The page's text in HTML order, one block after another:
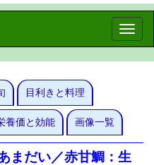
Toggle
目利きと料理
養価と効能 画像一覧
まだい／赤甘鯛：生